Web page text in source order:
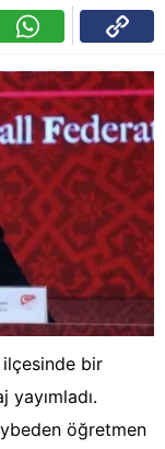
bir
yayımladı.
öğretmen